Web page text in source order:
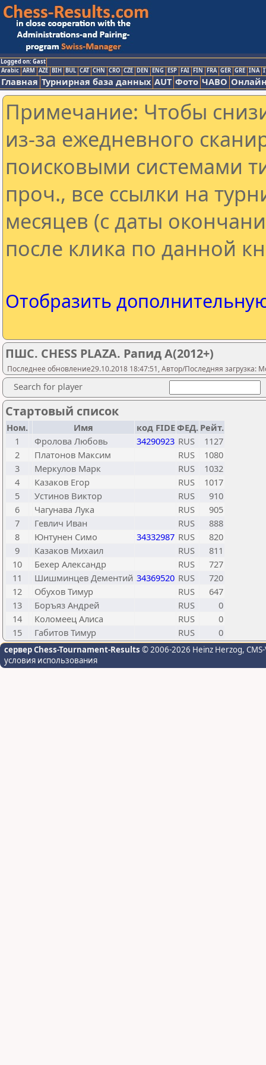
Logged on: Gast
Arabic ARM AZE BIH BUL CAT CHN CRO CZE DEN ENG ESP FAI FIN FRA GER GRE INA
Главная Турнирная база данных AUT Фото ЧАВО
Примечание: Чтобы
из-за ежедневного
поисковыми системами
проч., все ссылки на
месяцев (с даты
после клика по данной
Отобразить
ПШС. CHESS PLAZA. Рапид А(2012+)
Последнее обновление29.10.2018 18:47:51, Автор/Последняя загрузка:
Search for player
Стартовый список
Ном. Имя код FIDEФЕД. Рейт.
1
Фролова Любовь 34290923 RUS
1127
2
Платонов Максим RUS
1080
3
Меркулов Марк RUS
1032
4
Казаков Егор RUS
1017
5
Устинов Виктор RUS
910
6
Чагунава Лука RUS
905
7
Гевлич Иван RUS
888
8
Юнтунен Симо 34332987 RUS
820
9
Казаков Михаил RUS
811
10
Бехер Александр RUS
727
11
Шишминцев Дементий 34369520 RUS
720
12
Обухов Тимур RUS
647
13
Боръяз Андрей RUS
0
14
Коломеец Алиса RUS
0
15
Габитов Тимур RUS 0
сервер Chess-Tournament-Results © 2006-2026 Heinz Herzog,
условия использования